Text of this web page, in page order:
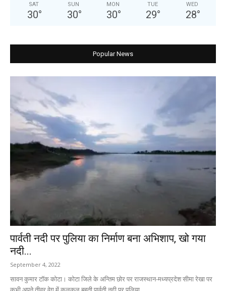
SAT
30°
SUN
30°
MON
30°
TUE
29°
WED
28°
Popular News
पार्वती नदी पर पुलिया का निर्माण बना अभिशाप, खो गया
नदी...
September 4, 2022
सावन कुमार टॉक कोटा। कोटा जिले के अन्तिम छोर पर राजस्थान-मध्यप्रदेश सीमा रेखा पर